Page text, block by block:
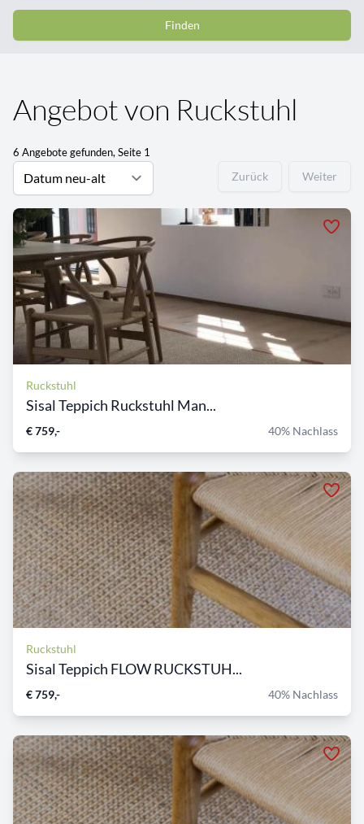
Finden
Angebot von Ruckstuhl
6 Angebote gefunden, Seite 1
Zurück Weiter
Ruckstuhl
Sisal Teppich Ruckstuhl Man...
€ 759,- 40% Nachlass
Ruckstuhl
Sisal Teppich FLOW RUCKSTUH...
€ 759,- 40% Nachlass